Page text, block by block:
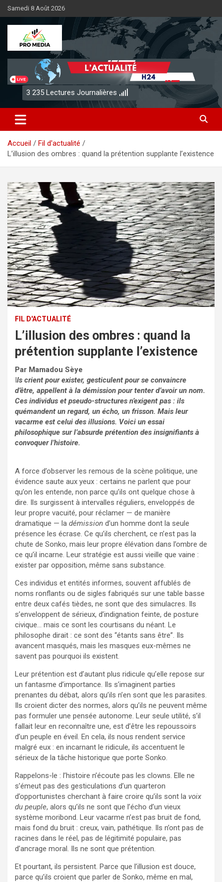
Aller
au
contenu
Samedi 8 Août 2026
Sénégal Promedia
3 235 Lectures Journalières
Accueil
Fil d'actualité
L’illusion des ombres : quand la prétention supplante l’existence
FIL D'ACTUALITÉ
L’illusion des ombres : quand la
prétention supplante l’existence
Par Mamadou Sèye
Ils crient pour exister, gesticulent pour se convaincre
d’être, appellent à la démission pour tenter d’avoir un nom.
Ces individus et pseudo-structures n’exigent pas : ils
quémandent un regard, un écho, un frisson. Mais leur
vacarme est celui des illusions. Voici un essai
philosophique sur l’absurde prétention des insignifiants à
convoquer l’histoire.
A force d’observer les remous de la scène politique, une
évidence saute aux yeux : certains ne parlent que pour
qu’on les entende, non parce qu’ils ont quelque chose à
dire. Ils surgissent à intervalles réguliers, enveloppés de
leur propre vacuité, pour réclamer — de manière
dramatique — la démission d’un homme dont la seule
présence les écrase. Ce qu’ils cherchent, ce n’est pas la
chute de Sonko, mais leur propre élévation dans l’ombre de
ce qu’il incarne. Leur stratégie est aussi vieille que vaine :
exister par opposition, même sans substance.
Ces individus et entités informes, souvent affublés de
noms ronflants ou de sigles fabriqués sur une table basse
entre deux cafés tièdes, ne sont que des simulacres. Ils
s’enveloppent de sérieux, d’indignation feinte, de posture
civique… mais ce sont les courtisans du néant. Le
philosophe dirait : ce sont des “étants sans être”. Ils
avancent masqués, mais les masques eux-mêmes ne
savent pas pourquoi ils existent.
Leur prétention est d’autant plus ridicule qu’elle repose sur
un fantasme d’importance. Ils s’imaginent parties
prenantes du débat, alors qu’ils n’en sont que les parasites.
Ils croient dicter des normes, alors qu’ils ne peuvent même
pas formuler une pensée autonome. Leur seule utilité, s’il
fallait leur en reconnaître une, est d’être les repoussoirs
d’un peuple en éveil. En cela, ils nous rendent service
malgré eux : en incarnant le ridicule, ils accentuent le
sérieux de la tâche historique que porte Sonko.
Rappelons-le : l’histoire n’écoute pas les clowns. Elle ne
s’émeut pas des gesticulations d’un quarteron
d’opportunistes cherchant à faire croire qu’ils sont la voix
du peuple, alors qu’ils ne sont que l’écho d’un vieux
système moribond. Leur vacarme n’est pas bruit de fond,
mais fond du bruit : creux, vain, pathétique. Ils n’ont pas de
racines dans le réel, pas de légitimité populaire, pas
d’ancrage moral. Ils ne sont que prétention.
Et pourtant, ils persistent. Parce que l’illusion est douce,
parce qu’ils croient que parler de Sonko, même en mal,